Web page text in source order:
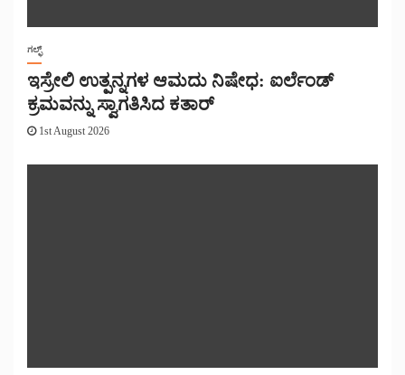
ಗಲ್ಫ್
ಇಸ್ರೇಲಿ ಉತ್ಪನ್ನಗಳ ಆಮದು ನಿಷೇಧ: ಐರ್ಲೆಂಡ್
ಕ್ರಮವನ್ನು ಸ್ವಾಗತಿಸಿದ ಕತಾರ್
1st August 2026